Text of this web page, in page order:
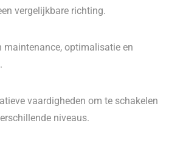
vergelijkbare richting.
maintenance, optimalisatie en
vaardigheden om te schakelen
niveaus.